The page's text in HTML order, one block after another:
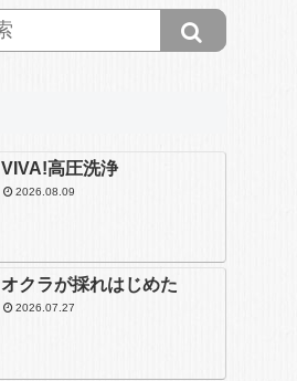
VIVA!高圧洗浄
2026.08.09
オクラが採れはじめた
2026.07.27